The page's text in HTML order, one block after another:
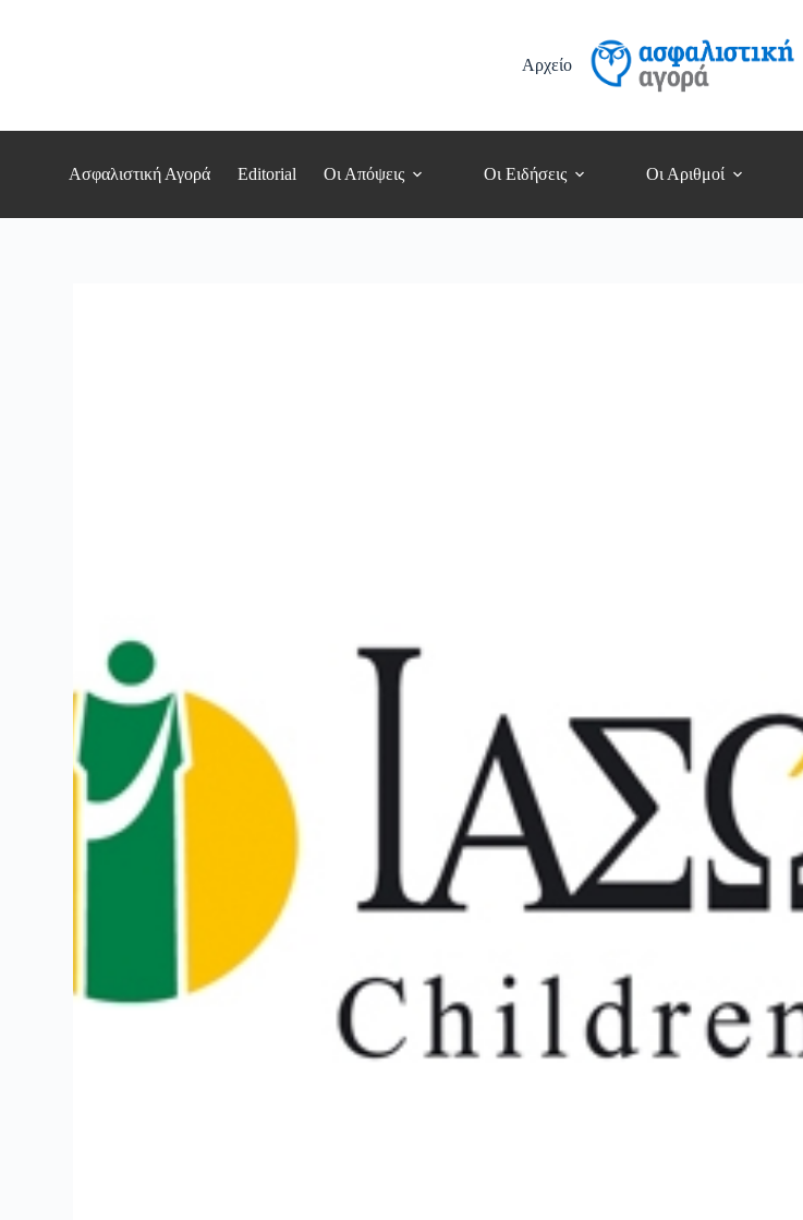
Αρχείο
Ασφαλιστική Αγορά Editorial Οι Απόψεις Οι Ειδήσεις Οι Αριθμοί